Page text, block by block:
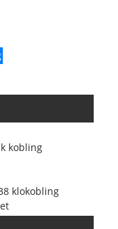
kobling
klokobling